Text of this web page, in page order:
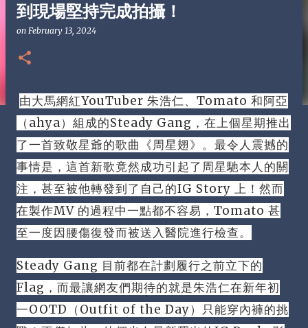
到現場堅持完成拍攝！
on February 13, 2024
由大馬網紅YouTuber 朱浩仁、Tomato 和阿亞
（ahya）組成的Steady Gang，在上個星期推出
了一首致敬星爺的歌曲《周星翅》。 最令人震撼的
事情是，這首新歌竟然成功引起了周星馳本人的關
注，甚至被他轉發到了自己的IG Story 上！ 然而
在製作MV 的過程中一點都不容易，Tomato 甚
至一度因腰傷復發而被送入醫院進行檢查。
Steady Gang 目前都在計劃履行之前立下的
Flag，而最讓網友們期待的就是朱浩仁在新年初
一OOTD（Outfit of the Day）只能穿內褲的挑